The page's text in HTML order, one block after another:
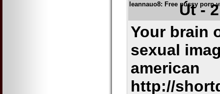
leannauo8: Free pussy porn
Út -
Your brain
sexual
american
http://